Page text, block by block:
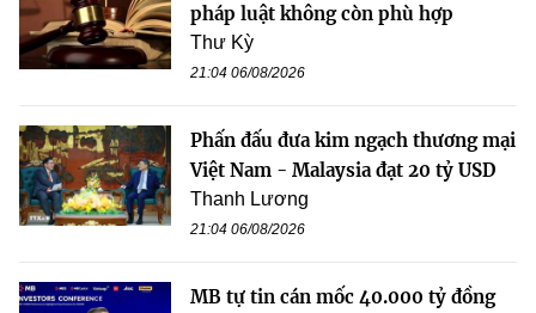
pháp luật không còn phù hợp
Thư Kỳ
21:04 06/08/2026
Phấn đấu đưa kim ngạch thương mại
Việt Nam - Malaysia đạt 20 tỷ USD
Thanh Lương
21:04 06/08/2026
MB tự tin cán mốc 40.000 tỷ đồng